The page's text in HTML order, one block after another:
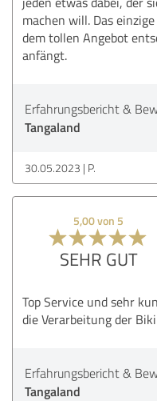
machen will. Das
dem tollen Angebot
anfängt.
Erfahrungsbericht &
Tangaland
30.05.2023 P.
5,00 von 5
SEHR GUT
Top Service und sehr
die Verarbeitung der
Erfahrungsbericht &
Tangaland